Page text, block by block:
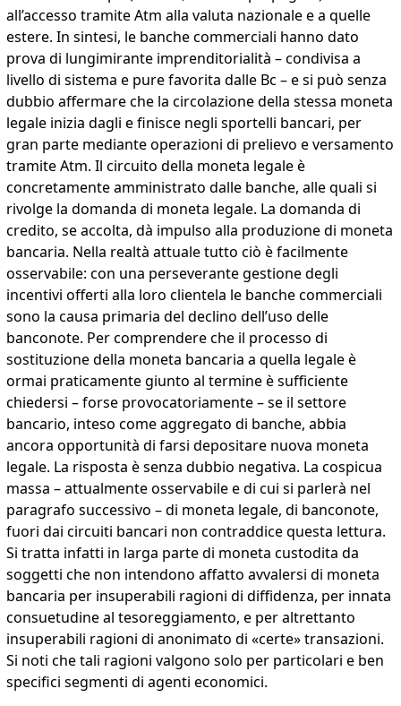
all’accesso tramite Atm alla valuta nazionale e a quelle
estere. In sintesi, le banche commerciali hanno dato
prova di lungimirante imprenditorialità – condivisa a
livello di sistema e pure favorita dalle Bc – e si può senza
dubbio affermare che la circolazione della stessa moneta
legale inizia dagli e finisce negli sportelli bancari, per
gran parte mediante operazioni di prelievo e versamento
tramite Atm. Il circuito della moneta legale è
concretamente amministrato dalle banche, alle quali si
rivolge la domanda di moneta legale. La domanda di
credito, se accolta, dà impulso alla produzione di moneta
bancaria. Nella realtà attuale tutto ciò è facilmente
osservabile: con una perseverante gestione degli
incentivi offerti alla loro clientela le banche commerciali
sono la causa primaria del declino dell’uso delle
banconote. Per comprendere che il processo di
sostituzione della moneta bancaria a quella legale è
ormai praticamente giunto al termine è sufficiente
chiedersi – forse provocatoriamente – se il settore
bancario, inteso come aggregato di banche, abbia
ancora opportunità di farsi depositare nuova moneta
legale. La risposta è senza dubbio negativa. La cospicua
massa – attualmente osservabile e di cui si parlerà nel
paragrafo successivo – di moneta legale, di banconote,
fuori dai circuiti bancari non contraddice questa lettura.
Si tratta infatti in larga parte di moneta custodita da
soggetti che non intendono affatto avvalersi di moneta
bancaria per insuperabili ragioni di diffidenza, per innata
consuetudine al tesoreggiamento, e per altrettanto
insuperabili ragioni di anonimato di «certe» transazioni.
Si noti che tali ragioni valgono solo per particolari e ben
specifici segmenti di agenti economici.